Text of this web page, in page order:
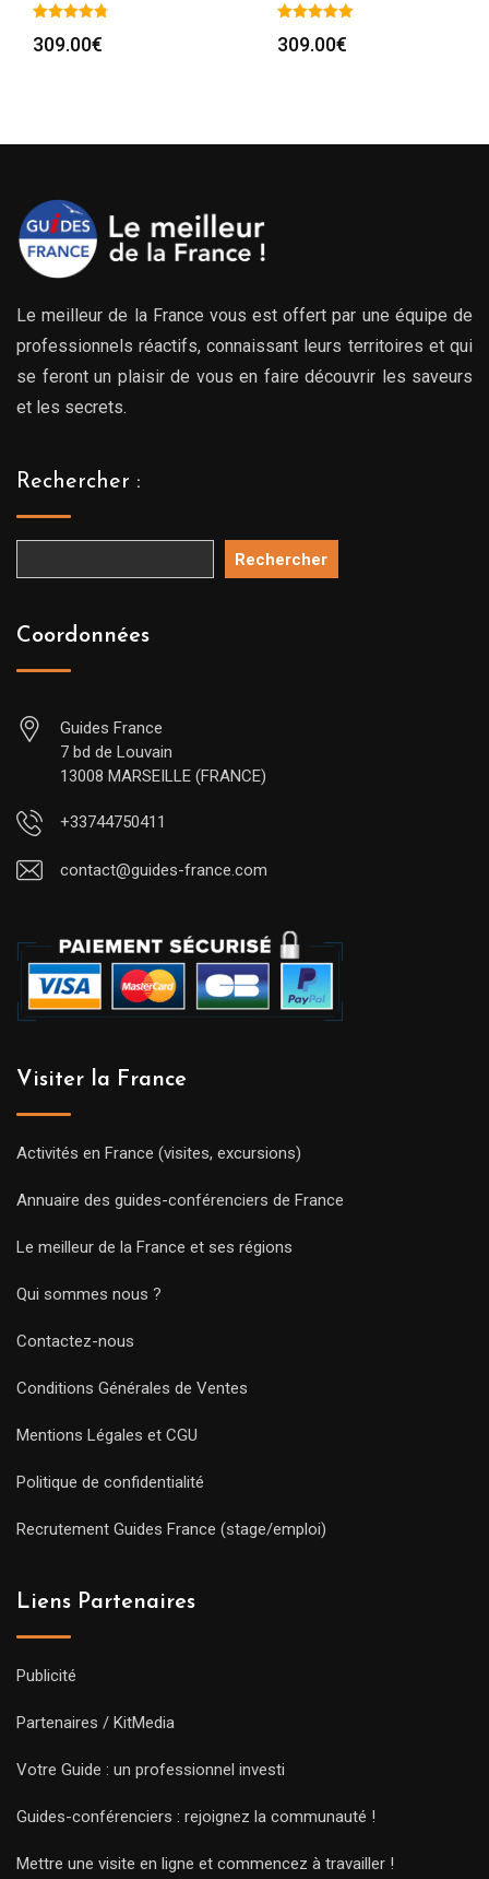
309.00€ 309.00€
Le meilleur de la France vous est offert par une équipe de
professionnels réactifs, connaissant leurs territoires et qui
se feront un plaisir de vous en faire découvrir les saveurs
et les secrets.
Rechercher :
Rechercher
Coordonnées
Guides France
7 bd de Louvain
13008 MARSEILLE (FRANCE)
+33744750411
contact@guides-france.com
Visiter la France
Activités en France (visites, excursions)
Annuaire des guides-conférenciers de France
Le meilleur de la France et ses régions
Qui sommes nous ?
Contactez-nous
Conditions Générales de Ventes
Mentions Légales et CGU
Politique de confidentialité
Recrutement Guides France (stage/emploi)
Liens Partenaires
Publicité
Partenaires / KitMedia
Votre Guide : un professionnel investi
Guides-conférenciers : rejoignez la communauté !
Mettre une visite en ligne et commencez à travailler !